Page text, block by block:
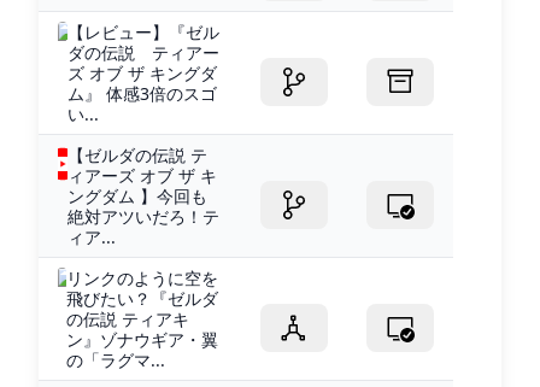
【レビュー】『ゼル
ダの伝説 ティアー
ズ オブ ザ キングダ
ム』 体感3倍のスゴ
い...
【ゼルダの伝説 テ
ィアーズ オブ ザ キ
ングダム 】今回も
絶対アツいだろ！テ
ィア...
リンクのように空を
飛びたい？『ゼルダ
の伝説 ティアキ
ン』ゾナウギア・翼
の「ラグマ...